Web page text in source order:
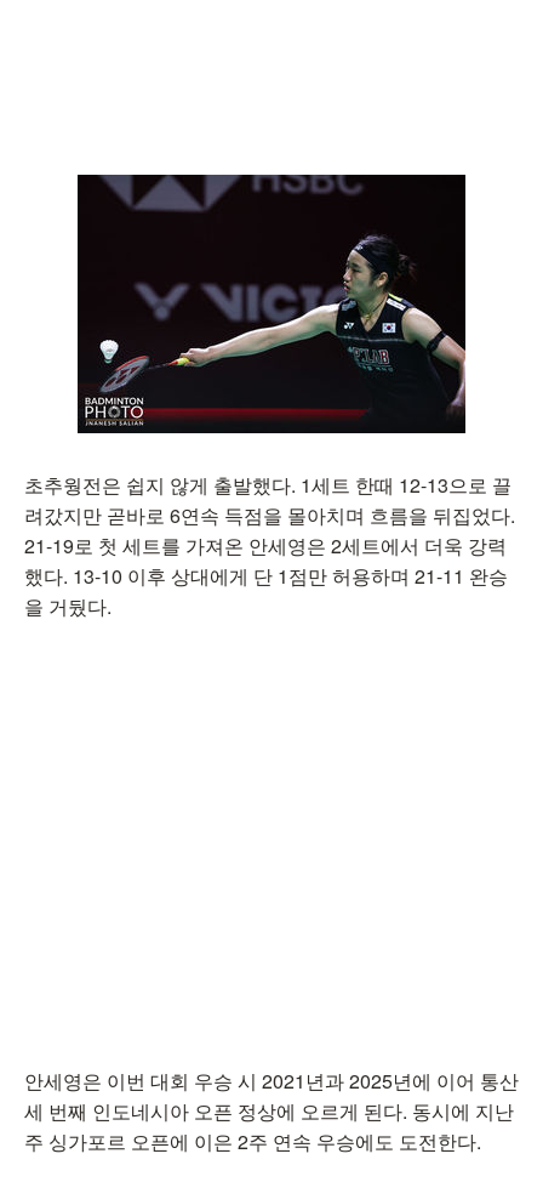
초추웡전은 쉽지 않게 출발했다. 1세트 한때 12-13으로 끌
려갔지만 곧바로 6연속 득점을 몰아치며 흐름을 뒤집었다.
21-19로 첫 세트를 가져온 안세영은 2세트에서 더욱 강력
했다. 13-10 이후 상대에게 단 1점만 허용하며 21-11 완승
을 거뒀다.
안세영은 이번 대회 우승 시 2021년과 2025년에 이어 통산
세 번째 인도네시아 오픈 정상에 오르게 된다. 동시에 지난
주 싱가포르 오픈에 이은 2주 연속 우승에도 도전한다.